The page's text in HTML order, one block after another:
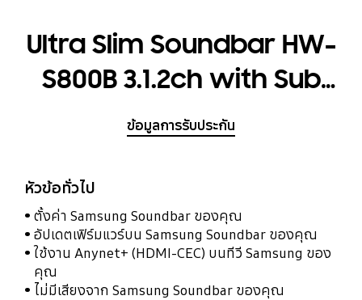
Ultra Slim Soundbar HW-
S800B 3.1.2ch with Sub
Woofer
ข้อมูลการรับประกัน
หัวข้อทั่วไป
ตั้งค่า Samsung Soundbar ของคุณ
อัปเดตเฟิร์มแวร์บน Samsung Soundbar ของคุณ
ใช้งาน Anynet+ (HDMI-CEC) บนทีวี Samsung ของ
คุณ
ไม่มีเสียงจาก Samsung Soundbar ของคุณ